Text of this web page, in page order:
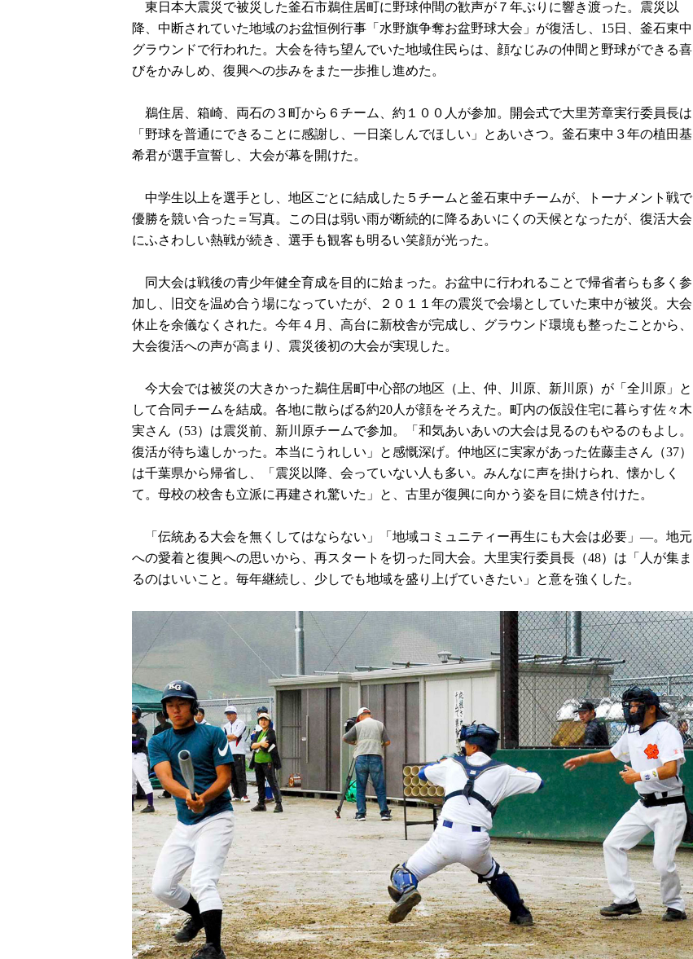
東日本大震災で被災した釜石市鵜住居町に野球仲間の歓声が７年ぶりに響き渡った。震災以
降、中断されていた地域のお盆恒例行事「水野旗争奪お盆野球大会」が復活し、15日、釜石東中
グラウンドで行われた。大会を待ち望んでいた地域住民らは、顔なじみの仲間と野球ができる喜
びをかみしめ、復興への歩みをまた一歩推し進めた。
鵜住居、箱崎、両石の３町から６チーム、約１００人が参加。開会式で大里芳章実行委員長は
「野球を普通にできることに感謝し、一日楽しんでほしい」とあいさつ。釜石東中３年の植田基
希君が選手宣誓し、大会が幕を開けた。
中学生以上を選手とし、地区ごとに結成した５チームと釜石東中チームが、トーナメント戦で
優勝を競い合った＝写真。この日は弱い雨が断続的に降るあいにくの天候となったが、復活大会
にふさわしい熱戦が続き、選手も観客も明るい笑顔が光った。
同大会は戦後の青少年健全育成を目的に始まった。お盆中に行われることで帰省者らも多く参
加し、旧交を温め合う場になっていたが、２０１１年の震災で会場としていた東中が被災。大会
休止を余儀なくされた。今年４月、高台に新校舎が完成し、グラウンド環境も整ったことから、
大会復活への声が高まり、震災後初の大会が実現した。
今大会では被災の大きかった鵜住居町中心部の地区（上、仲、川原、新川原）が「全川原」と
して合同チームを結成。各地に散らばる約20人が顔をそろえた。町内の仮設住宅に暮らす佐々木
実さん（53）は震災前、新川原チームで参加。「和気あいあいの大会は見るのもやるのもよし。
復活が待ち遠しかった。本当にうれしい」と感慨深げ。仲地区に実家があった佐藤圭さん（37）
は千葉県から帰省し、「震災以降、会っていない人も多い。みんなに声を掛けられ、懐かしく
て。母校の校舎も立派に再建され驚いた」と、古里が復興に向かう姿を目に焼き付けた。
「伝統ある大会を無くしてはならない」「地域コミュニティー再生にも大会は必要」―。地元
への愛着と復興への思いから、再スタートを切った同大会。大里実行委員長（48）は「人が集ま
るのはいいこと。毎年継続し、少しでも地域を盛り上げていきたい」と意を強くした。